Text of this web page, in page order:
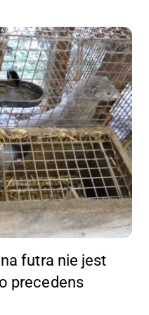
futra nie jest
precedens